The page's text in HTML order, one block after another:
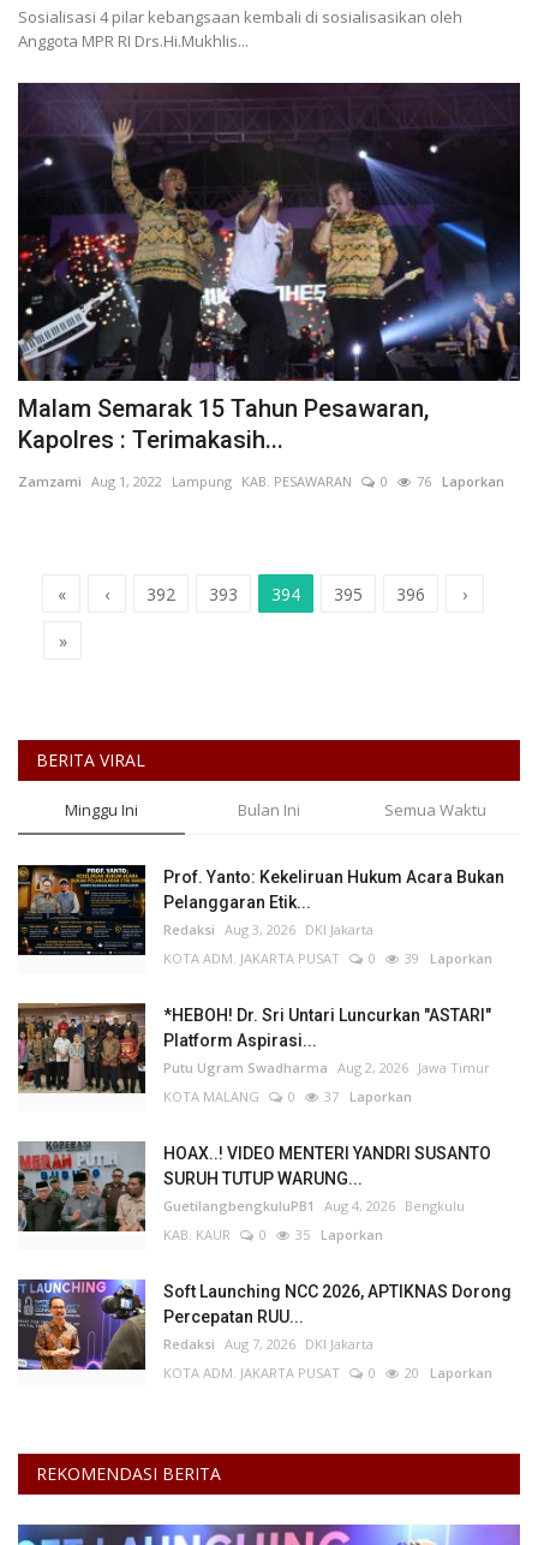
Sosialisasi 4 pilar kebangsaan kembali di sosialisasikan oleh
Anggota MPR RI Drs.Hi.Mukhlis...
Malam Semarak 15 Tahun Pesawaran,
Kapolres : Terimakasih...
Zamzami Aug 1, 2022 Lampung KAB. PESAWARAN 0 76 Laporkan
« ‹ 392 393 394 395 396 ›
»
BERITA VIRAL
Minggu Ini Bulan Ini Semua Waktu
Prof. Yanto: Kekeliruan Hukum Acara Bukan
Pelanggaran Etik...
Redaksi Aug 3, 2026 DKI Jakarta
KOTA ADM. JAKARTA PUSAT
0 39 Laporkan
*HEBOH! Dr. Sri Untari Luncurkan "ASTARI"
Platform Aspirasi...
Putu Ugram Swadharma Aug 2, 2026 Jawa Timur
KOTA MALANG
0 37 Laporkan
HOAX..! VIDEO MENTERI YANDRI SUSANTO
SURUH TUTUP WARUNG...
GuetilangbengkuluPB1 Aug 4, 2026 Bengkulu
KAB. KAUR
0 35 Laporkan
Soft Launching NCC 2026, APTIKNAS Dorong
Percepatan RUU...
Redaksi Aug 7, 2026 DKI Jakarta
KOTA ADM. JAKARTA PUSAT
0 20 Laporkan
REKOMENDASI BERITA